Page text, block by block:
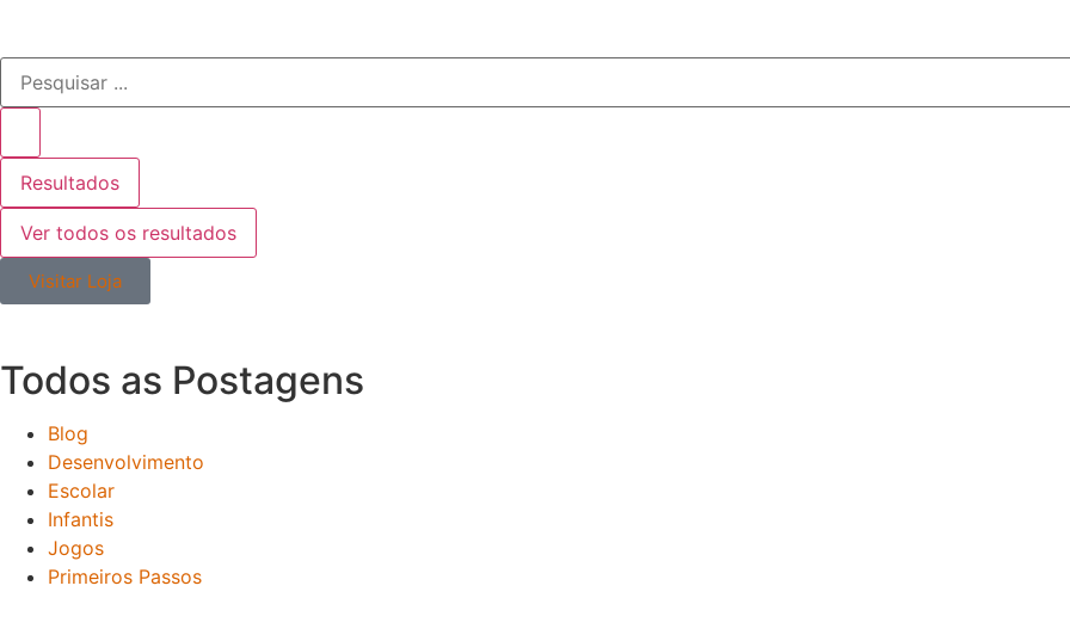
Resultados
Ver todos os resultados
Visitar Loja
Todos as Postagens
Blog
Desenvolvimento
Escolar
Infantis
Jogos
Primeiros Passos